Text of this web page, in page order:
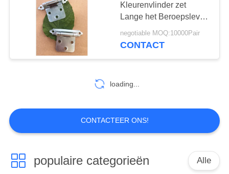
PRIVACY
POLICY
Kleurenvlinder zet
Lange het Beroepsleven
Hoge Duurzaamheid op
van
negotiable MOQ:10000Pair
CONTACT
loading...
CONTACTEER ONS!
populaire categorieën Alle